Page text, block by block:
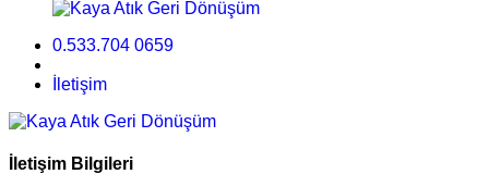
0.533.704 0659
İletişim
İletişim Bilgileri